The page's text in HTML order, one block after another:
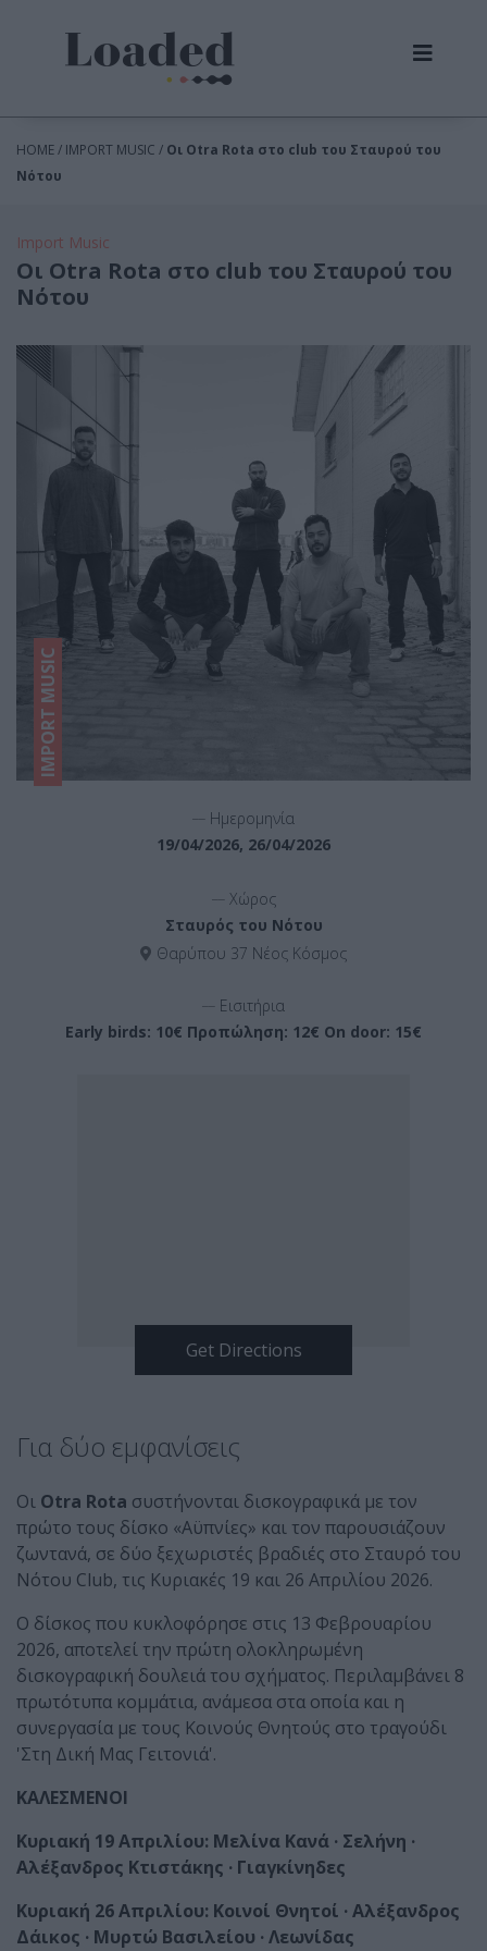
HOME / IMPORT MUSIC / Οι Otra Rota στο club του Σταυρού του
Νότου
Import Music
Οι Otra Rota στο club του Σταυρού του
Νότου
IMPORT MUSIC
Ημερομηνία
19/04/2026, 26/04/2026
Χώρος
Σταυρός του Νότου
Θαρύπου 37 Νέος Κόσμος
Εισιτήρια
Early birds: 10€ Προπώληση: 12€ On door: 15€
Για δύο εμφανίσεις
Οι Otra Rota συστήνονται δισκογραφικά με τον
πρώτο τους δίσκο «Αϋπνίες» και τον παρουσιάζουν
ζωντανά, σε δύο ξεχωριστές βραδιές στο Σταυρό του
Νότου Club, τις Κυριακές 19 και 26 Απριλίου 2026.
Ο δίσκος που κυκλοφόρησε στις 13 Φεβρουαρίου
2026, αποτελεί την πρώτη ολοκληρωμένη
δισκογραφική δουλειά του σχήματος. Περιλαμβάνει 8
πρωτότυπα κομμάτια, ανάμεσα στα οποία και η
συνεργασία με τους Κοινούς Θνητούς στο τραγούδι
'Στη Δική Μας Γειτονιά'.
ΚΑΛΕΣΜΕΝΟΙ
Κυριακή 19 Απριλίου: Μελίνα Κανά · Σελήνη ·
Αλέξανδρος Κτιστάκης · Γιαγκίνηδες
Κυριακή 26 Απριλίου: Κοινοί Θνητοί · Αλέξανδρος
Δάικος · Μυρτώ Βασιλείου · Λεωνίδας